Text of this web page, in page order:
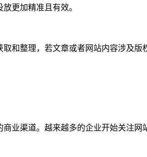
更加精准且有效。
和整理，若文章或者网站内容涉及版
业渠道。越来越多的企业开始关注